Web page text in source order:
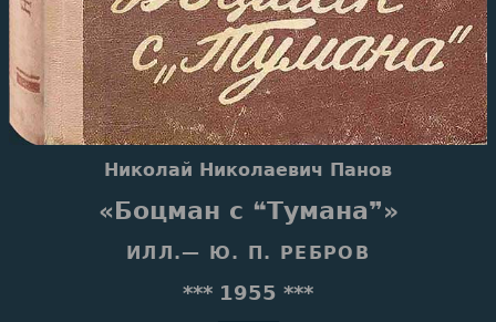
Николай Николаевич Панов
«Боцман с ❝Тумана❞»
ИЛЛ.— Ю. П. РЕБРОВ
*** 1955 ***